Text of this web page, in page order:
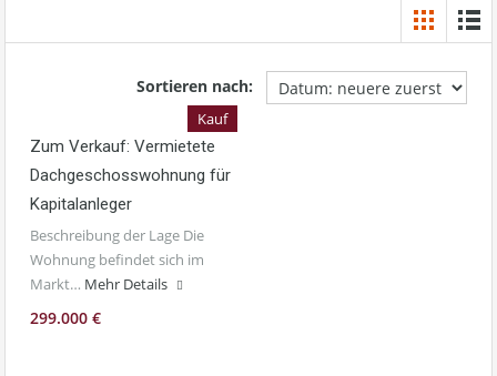
Sortieren nach:
Kauf
Zum Verkauf: Vermietete
Dachgeschosswohnung für
Kapitalanleger
Beschreibung der Lage Die
Wohnung befindet sich im
Markt… Mehr Details
299.000 €